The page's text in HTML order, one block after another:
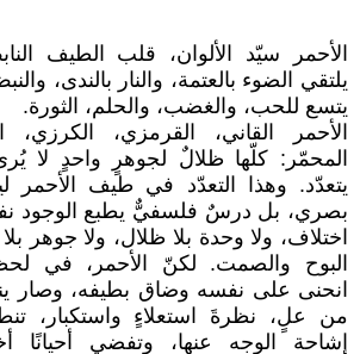
الأحمر سيّد الألوان، قلب الطيف
يلتقي الضوء بالعتمة، والنار بالندى،
يتسع للحب، والغضب، والحلم، الثورة.
الأحمر القاني، القرمزي، الكرزي،
المحمّر: كلّها ظلالٌ لجوهرٍ واحدٍ لا
يتعدّد. وهذا التعدّد في طيف الأحمر
بصري، بل درسٌ فلسفيٌّ يطبع الوجود
اختلاف، ولا وحدة بلا ظلال، ولا جوهر
البوح والصمت. لكنّ الأحمر، في
انحنى على نفسه وضاق بطيفه، وصار
من علٍ، نظرةَ استعلاءٍ واستكبار،
إشاحة الوجه عنها، وتفضي أحيانًا